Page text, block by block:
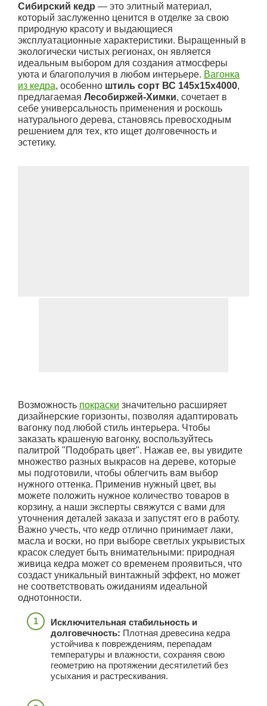
Сибирский кедр — это элитный материал,
который заслуженно ценится в отделке за свою
природную красоту и выдающиеся
эксплуатационные характеристики. Выращенный в
экологически чистых регионах, он является
идеальным выбором для создания атмосферы
уюта и благополучия в любом интерьере. Вагонка
из кедра, особенно штиль сорт ВС 145x15x4000,
предлагаемая Лесобиржей-Химки, сочетает в
себе универсальность применения и роскошь
натурального дерева, становясь превосходным
решением для тех, кто ищет долговечность и
эстетику.
Возможность покраски значительно расширяет
дизайнерские горизонты, позволяя адаптировать
вагонку под любой стиль интерьера. Чтобы
заказать крашеную вагонку, воспользуйтесь
палитрой "Подобрать цвет". Нажав ее, вы увидите
множество разных выкрасов на дереве, которые
мы подготовили, чтобы облегчить вам выбор
нужного оттенка. Применив нужный цвет, вы
можете положить нужное количество товаров в
корзину, а наши эксперты свяжутся с вами для
уточнения деталей заказа и запустят его в работу.
Важно учесть, что кедр отлично принимает лаки,
масла и воски, но при выборе светлых укрывистых
красок следует быть внимательными: природная
живица кедра может со временем проявиться, что
создаст уникальный винтажный эффект, но может
не соответствовать ожиданиям идеальной
однотонности.
Исключительная стабильность и
долговечность: Плотная древесина кедра
устойчива к повреждениям, перепадам
температуры и влажности, сохраняя свою
геометрию на протяжении десятилетий без
усыхания и растрескивания.